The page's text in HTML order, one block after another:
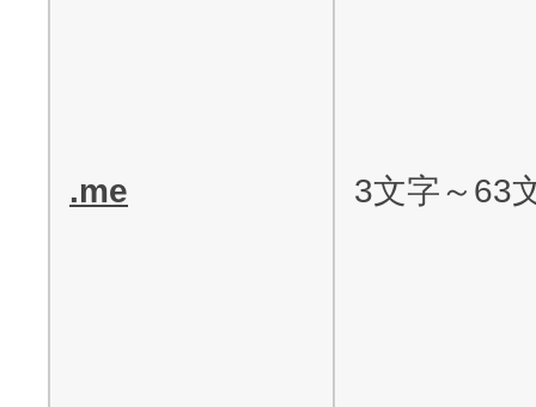
.me 3文字～63